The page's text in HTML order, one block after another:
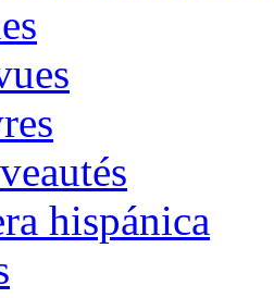
hispánica